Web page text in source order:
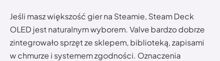
Jeśli masz większość gier na Steamie, Steam Deck
OLED jest naturalnym wyborem. Valve bardzo dobrze
zintegrowało sprzęt ze sklepem, biblioteką, zapisami
w chmurze i systemem zgodności. Oznaczenia